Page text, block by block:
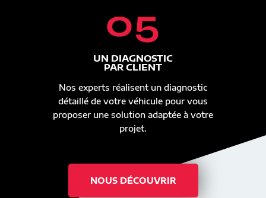
05
UN DIAGNOSTIC
PAR CLIENT
Nos experts réalisent un diagnostic
détaillé de votre véhicule pour vous
proposer une solution adaptée à votre
projet.
NOUS DÉCOUVRIR